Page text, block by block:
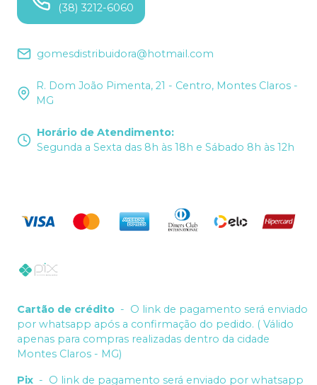
(38) 3212-6060
gomesdistribuidora@hotmail.com
R. Dom João Pimenta, 21 - Centro, Montes Claros -
MG
Horário de Atendimento:
Segunda a Sexta das 8h às 18h e Sábado 8h às 12h
Cartão de crédito - O link de pagamento será enviado
por whatsapp após a confirmação do pedido. ( Válido
apenas para compras realizadas dentro da cidade
Montes Claros - MG)
Pix - O link de pagamento será enviado por whatsapp